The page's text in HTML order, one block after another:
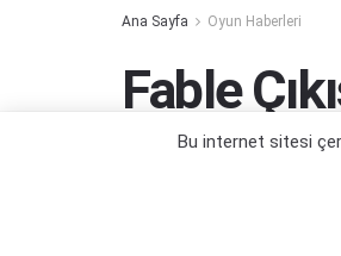
Ana Sayfa Oyun Haberleri
Fable
Yeni söylentiler
Bu internet sitesi